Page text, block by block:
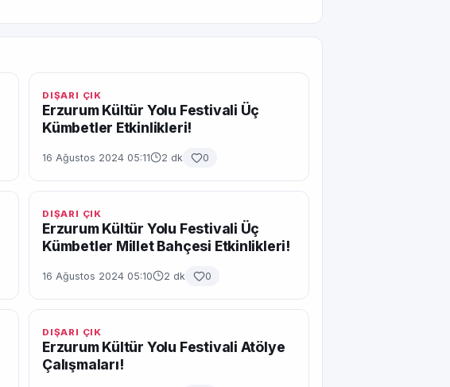
DIŞARI ÇIK
Erzurum Kültür Yolu Festivali Üç
Kümbetler Etkinlikleri!
16 Ağustos 2024 05:11 2 dk 0
DIŞARI ÇIK
Erzurum Kültür Yolu Festivali Üç
Kümbetler Millet Bahçesi Etkinlikleri!
16 Ağustos 2024 05:10 2 dk 0
DIŞARI ÇIK
Erzurum Kültür Yolu Festivali Atölye
Çalışmaları!